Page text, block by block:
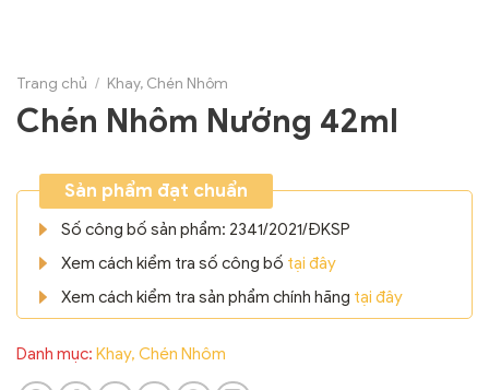
Trang chủ / Khay, Chén Nhôm
Chén Nhôm Nướng 42ml
Sản phẩm đạt chuẩn
Số công bố sản phẩm: 2341/2021/ĐKSP
Xem cách kiểm tra số công bố tại đây
Xem cách kiểm tra sản phẩm chính hãng tại đây
Danh mục: Khay, Chén Nhôm